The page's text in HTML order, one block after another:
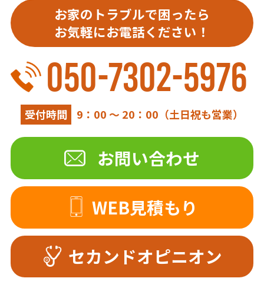
お家のトラブルで困ったら
お気軽にお電話ください！
050-7302-5976
受付時間 9：00 ～ 20：00（土日祝も営業）
お問い合わせ
WEB見積もり
セカンドオピニオン